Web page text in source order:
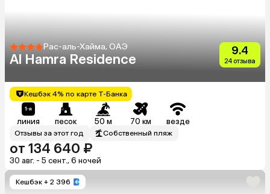
Рас-аль-Хайма, ОАЭ
Al Hamra Residence
9.4
24 отзыва
Кешбэк 4% по карте Т-Банка
линия песок 50 м 70 км везде
Отзывы за этот год Собственный пляж
от 134 640 ₽
30 авг. - 5 сент., 6 ночей
Кешбэк + 2 396